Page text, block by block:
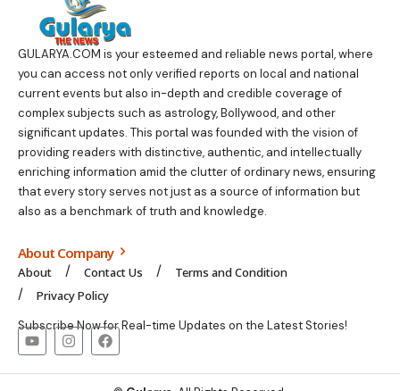
GULARYA.COM is your esteemed and reliable news portal, where
you can access not only verified reports on local and national
current events but also in-depth and credible coverage of
complex subjects such as astrology, Bollywood, and other
significant updates. This portal was founded with the vision of
providing readers with distinctive, authentic, and intellectually
enriching information amid the clutter of ordinary news, ensuring
that every story serves not just as a source of information but
also as a benchmark of truth and knowledge.
About Company
About Contact Us
Terms and Condition
Privacy Policy
Subscribe Now for Real-time Updates on the Latest Stories!